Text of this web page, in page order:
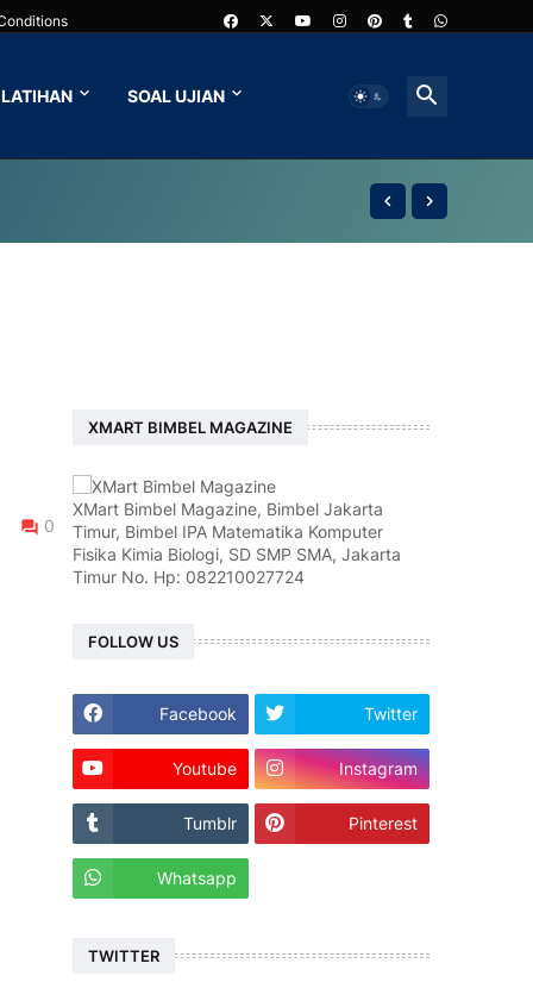
LATIHAN SOAL UJIAN
0
XMART BIMBEL MAGAZINE
XMart Bimbel Magazine, Bimbel Jakarta
Timur, Bimbel IPA Matematika Komputer
Fisika Kimia Biologi, SD SMP SMA, Jakarta
Timur No. Hp: 082210027724
FOLLOW US
Facebook Twitter
Youtube Instagram
Tumblr Pinterest
Whatsapp
TWITTER